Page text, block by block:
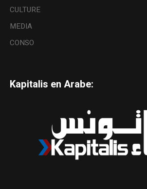
CULTURE
MEDIA
CONSO
Kapitalis en Arabe: